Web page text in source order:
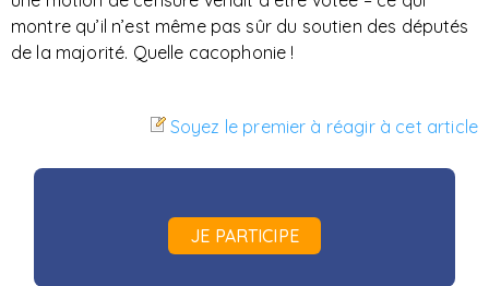
montre qu’il n’est même pas sûr du soutien des députés
de la majorité. Quelle cacophonie !
Soyez le premier à réagir à cet article
JE PARTICIPE